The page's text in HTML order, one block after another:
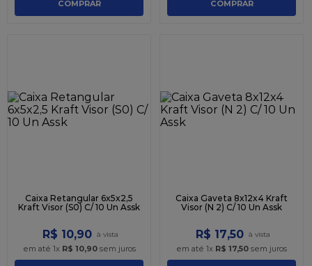
COMPRAR COMPRAR
Caixa Retangular 6x5x2,5
Kraft Visor (S0) C/ 10 Un Assk
R$ 10,90
em até 1x R$ 10,90sem juros
Caixa Gaveta 8x12x4 Kraft
Visor (N 2) C/ 10 Un Assk
R$ 17,50
em até 1x R$ 17,50 sem juros